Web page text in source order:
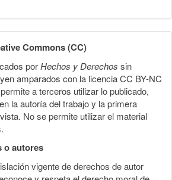
Commons (CC)
porHechos y Derechos sin
amparados con la licencia CC BY-NC
a terceros utilizar lo publicado,
la autoría del trabajo y la primera
No se permite utilizar el material
o autores
vigente de derechos de autor